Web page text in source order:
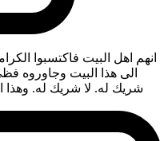
انهم اهل البيت فاكتسبوا
الى هذا البيت وجاوروه
شريك له. لا شريك له.